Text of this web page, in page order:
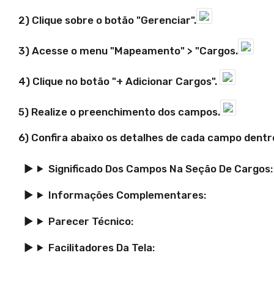
2) Clique sobre o botão "Gerenciar".
3) Acesse o menu "Mapeamento" > "Cargos.
4) Clique no botão "+ Adicionar Cargos".
5) Realize o preenchimento dos campos.
6) Confira abaixo os detalhes de cada campo
Significado Dos Campos Na Seção De Cargos:
Informações Complementares:
Parecer Técnico:
Facilitadores Da Tela: